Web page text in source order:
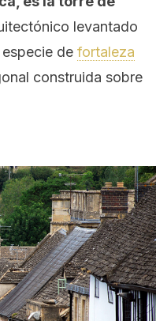
levantado
de fortaleza
construida sobre